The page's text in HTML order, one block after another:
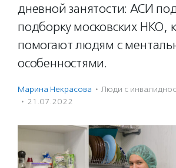
дневной занятости: АСИ
подборку московских НКО,
помогают людям с
особенностями.
Марина Некрасова · Люди с
· 21.07.2022